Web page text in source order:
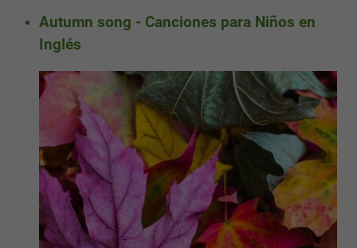
Autumn song - Canciones para Niños en
Inglés